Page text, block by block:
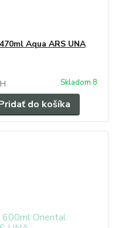
Aqua ARS UNA
Skladom 8
do košíka